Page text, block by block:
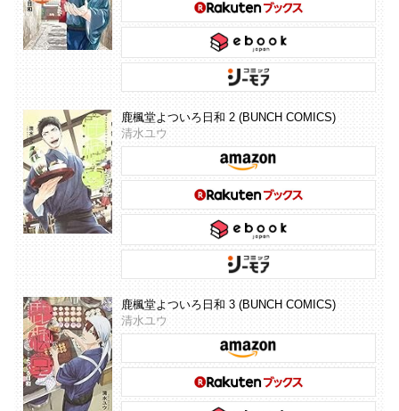
鹿楓堂よついろ日和 2 (BUNCH COMICS)
清水ユウ
鹿楓堂よついろ日和 3 (BUNCH COMICS)
清水ユウ